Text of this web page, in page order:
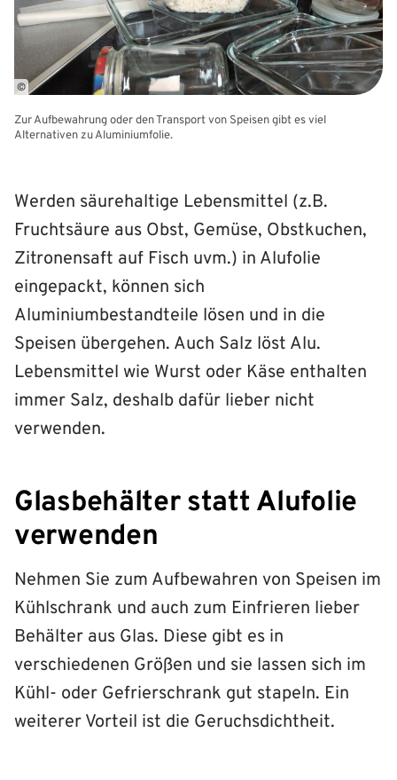
©
Zur Aufbewahrung oder den Transport von Speisen gibt es viel
Alternativen zu Aluminiumfolie.
Werden säurehaltige Lebensmittel (z.B.
Fruchtsäure aus Obst, Gemüse, Obstkuchen,
Zitronensaft auf Fisch uvm.) in Alufolie
eingepackt, können sich
Aluminiumbestandteile lösen und in die
Speisen übergehen. Auch Salz löst Alu.
Lebensmittel wie Wurst oder Käse enthalten
immer Salz, deshalb dafür lieber nicht
verwenden.
Glasbehälter statt Alufolie
verwenden
Nehmen Sie zum Aufbewahren von Speisen im
Kühlschrank und auch zum Einfrieren lieber
Behälter aus Glas. Diese gibt es in
verschiedenen Größen und sie lassen sich im
Kühl- oder Gefrierschrank gut stapeln. Ein
weiterer Vorteil ist die Geruchsdichtheit.